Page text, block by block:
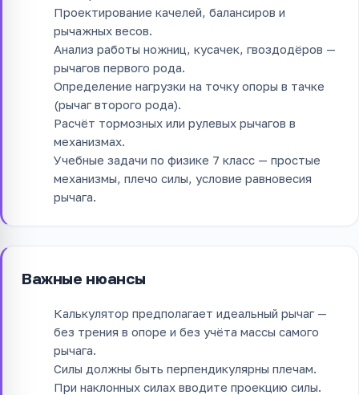
Проектирование качелей, балансиров и
рычажных весов.
Анализ работы ножниц, кусачек, гвоздодёров —
рычагов первого рода.
Определение нагрузки на точку опоры в тачке
(рычаг второго рода).
Расчёт тормозных или рулевых рычагов в
механизмах.
Учебные задачи по физике 7 класс — простые
механизмы, плечо силы, условие равновесия
рычага.
Важные нюансы
Калькулятор предполагает идеальный рычаг —
без трения в опоре и без учёта массы самого
рычага.
Силы должны быть перпендикулярны плечам.
При наклонных силах вводите проекцию силы.